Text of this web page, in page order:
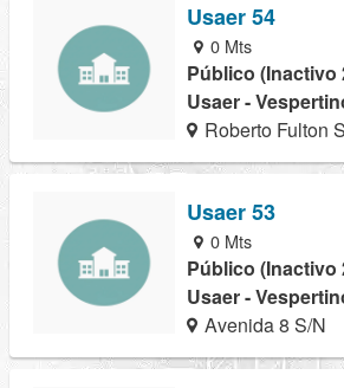
Usaer 54
0 Mts
Público (Inactivo
Usaer -
Roberto Fulton
Usaer 53
0 Mts
Público (Inactivo
Usaer -
Avenida 8 S/N